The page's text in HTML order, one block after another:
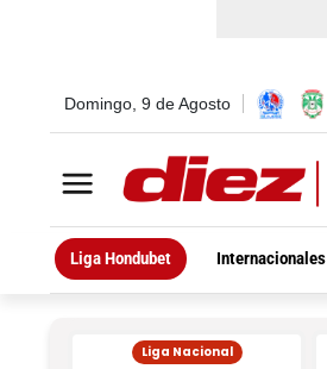
Domingo, 9 de Agosto
Liga Hondubet Internacionales
Liga Nacional